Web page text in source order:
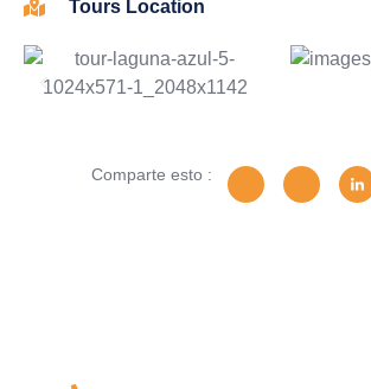
Tours Location
Comparte esto :